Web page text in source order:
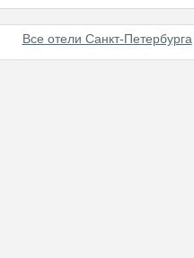
Все отели Санкт-Петербурга